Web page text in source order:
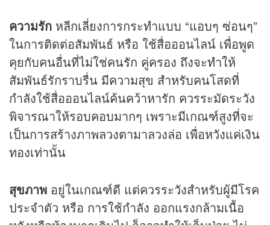
ความรัก หลีกเลี่ยงการกระทำแบบ “แอบๆ ซ่อนๆ”
ในการติดต่อสัมพันธ์ หรือ ใช้สื่อออนไลน์ เพื่อพูด
คุยกับคนอื่นที่ไม่ใช่คนรัก คู่ครอง ถึงจะทำให้
สัมพันธ์รักราบรื่น มีความสุข สำหรับคนโสดที่
กำลังใช้สื่อออนไลน์ค้นคว้าหารัก ควรระมัดระวัง
พิจารณาให้รอบคอบมากๆ เพราะมีเกณฑ์สูงที่จะ
เป็นการสร้างภาพลวงตามาลวงล่อ เพื่อหวังแค่เงิน
ทองเท่านั้น
สุขภาพ อยู่ในเกณฑ์ดี แต่ควรระวังสำหรับผู้มีโรค
ประจำตัว หรือ การใช้กำลัง ออกแรงกล้ามเนื้อ